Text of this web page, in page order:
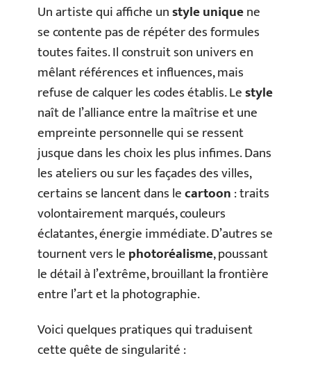
Un artiste qui affiche unstyle uniquene
se contente pas de répéter des formules
toutes faites. Il construit son univers en
mêlant références et influences, mais
refuse de calquer les codes établis. Lestyle
naît de l’alliance entre la maîtrise et une
empreinte personnelle qui se ressent
jusque dans les choix les plus infimes. Dans
les ateliers ou sur les façades des villes,
certains se lancent dans lecartoon: traits
volontairement marqués, couleurs
éclatantes, énergie immédiate. D’autres se
tournent vers lephotoréalisme, poussant
le détail à l’extrême, brouillant la frontière
entre l’art et la photographie.
Voici quelques pratiques qui traduisent
cette quête de singularité :